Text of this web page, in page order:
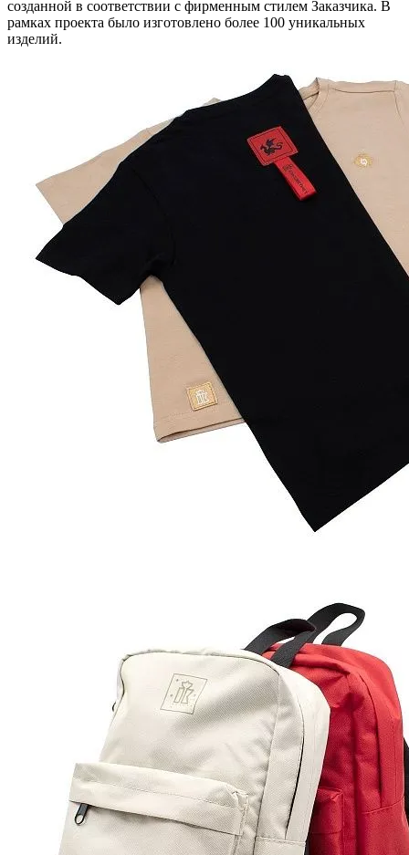
созданной в соответствии с фирменным стилем Заказчика. В
рамках проекта было изготовлено более 100 уникальных
изделий.